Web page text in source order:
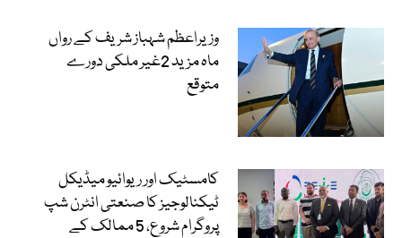
وزیراعظم شہباز شریف کے رواں
ماہ مزید 2غیر ملکی دورے
متوقع
کامسٹیک اور ریوائیو میڈیکل
ٹیکنالوجیز کا صنعتی انٹرن شپ
پروگرام شروع، 5 ممالک کے